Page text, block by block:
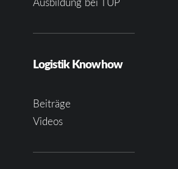
Logistik Knowhow
Beiträge
Videos